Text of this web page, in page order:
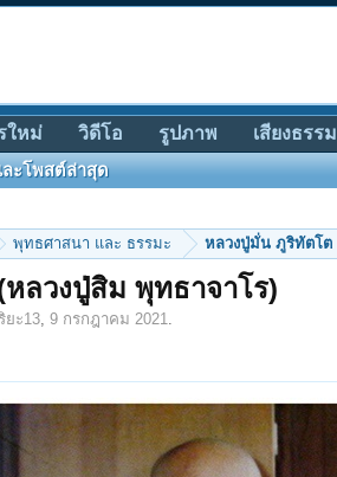
พุทธศาสนา และ ธรรมะ หลวงปู่มั่น ภูริทัตโต
ลวงปู่สิม พุทธาจาโร)
ยะ13, 9 กรกฎาคม 2021.
ะโพสต์ล่าสุด
ใหม่ วิดีโอ รูปภาพ เสียงธรรม